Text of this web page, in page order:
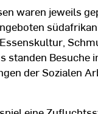
waren jeweils
standen Besuche
der Sozialen